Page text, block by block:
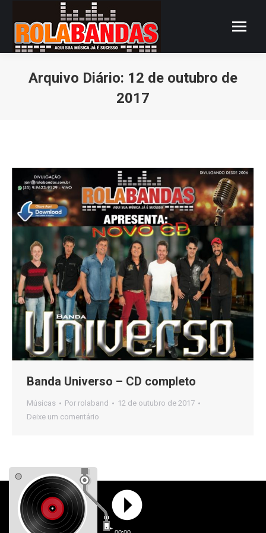
Arquivo Diário: 12 de outubro de
2017
Banda Universo – CD completo
Músicas Por rolaband
12 de outubro de 2017
Deixe um comentário
RolaBandas | Todos os direitos reservados | Desenvolvimento
Mídia